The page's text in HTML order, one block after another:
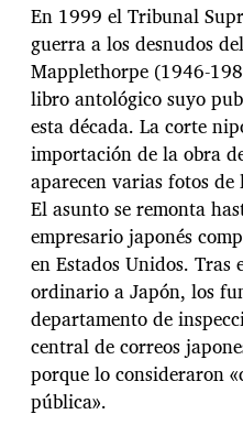
En 1999 el Tribunal
guerra a los desnudos
Mapplethorpe (1946-
libro antológico suyo
esta década. La corte
importación de la obra
aparecen varias fotos
El asunto se remonta
empresario japonés
en Estados Unidos.
ordinario a Japón, los
departamento de
central de correos
porque lo consideraron
pública».